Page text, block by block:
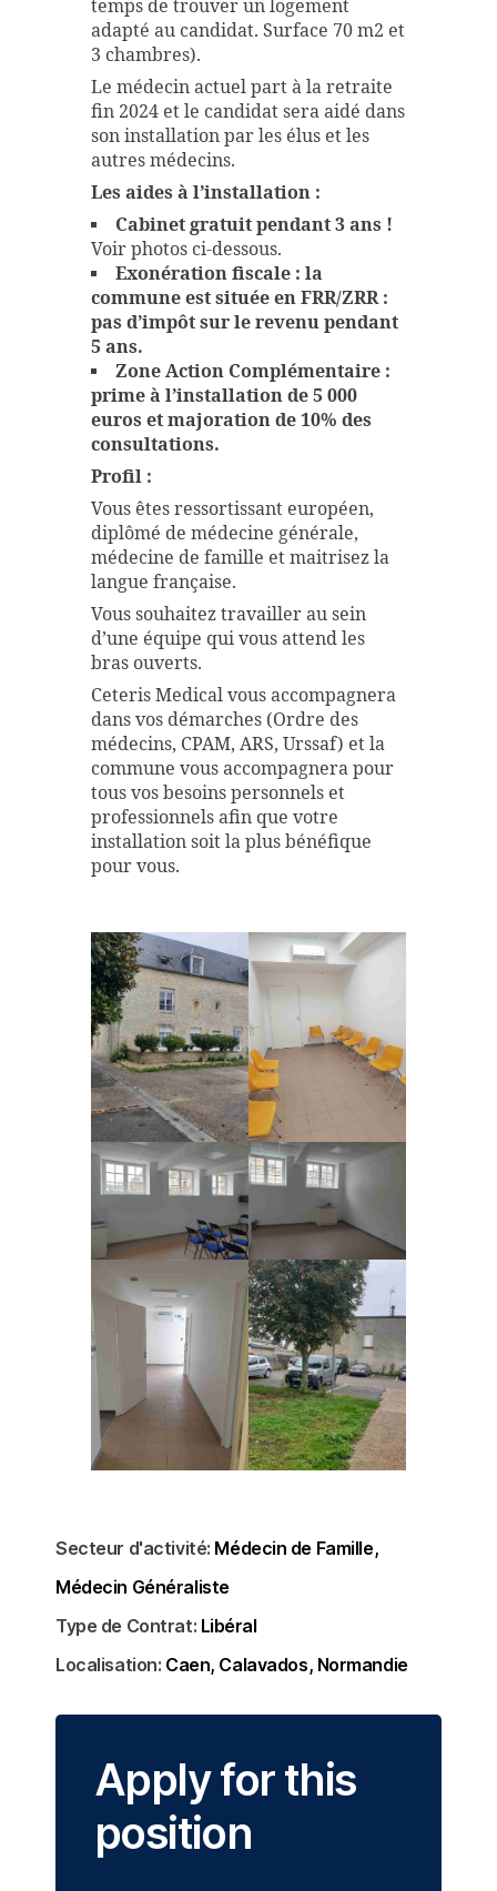
temps de trouver un logement
adapté au candidat. Surface 70 m2 et
3 chambres).
Le médecin actuel part à la retraite
fin 2024 et le candidat sera aidé dans
son installation par les élus et les
autres médecins.
Les aides à l’installation :
Cabinet gratuit pendant 3 ans !
Voir photos ci-dessous.
Exonération fiscale : la
commune est située en FRR/ZRR :
pas d’impôt sur le revenu pendant
5 ans.
Zone Action Complémentaire :
prime à l’installation de 5 000
euros et majoration de 10% des
consultations.
Profil :
Vous êtes ressortissant européen,
diplômé de médecine générale,
médecine de famille et maitrisez la
langue française.
Vous souhaitez travailler au sein
d’une équipe qui vous attend les
bras ouverts.
Ceteris Medical vous accompagnera
dans vos démarches (Ordre des
médecins, CPAM, ARS, Urssaf) et la
commune vous accompagnera pour
tous vos besoins personnels et
professionnels afin que votre
installation soit la plus bénéfique
pour vous.
Secteur d'activité: Médecin de Famille
Médecin Généraliste
Type de Contrat: Libéral
Localisation: Caen Calavados Normandie
Apply for this
position